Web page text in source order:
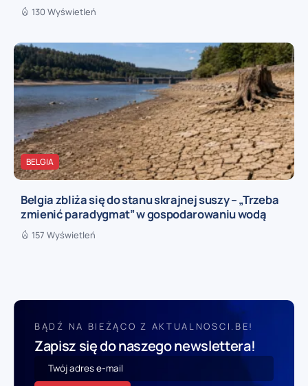
130 Wyświetleń
BELGIA
Belgia zbliża się do stanu skrajnej suszy – „Trzeba
zmienić paradygmat” w gospodarowaniu wodą
157 Wyświetleń
BĄDŹ NA BIEŻĄCO Z AKTUALNOSCI.BE!
Zapisz się do naszego newslettera!